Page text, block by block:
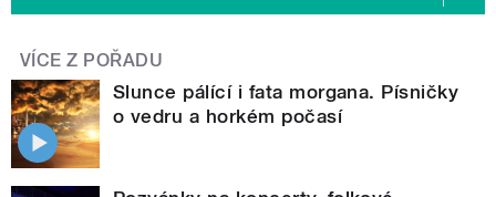
VÍCE Z POŘADU
Slunce pálící i fata morgana. Písničky
o vedru a horkém počasí